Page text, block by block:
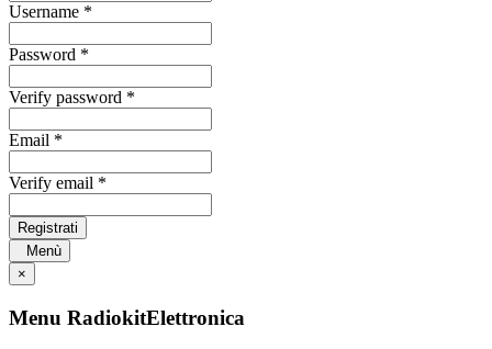
Username *
Password *
Verify password *
Email *
Verify email *
Registrati
Menù
×
Menu RadiokitElettronica